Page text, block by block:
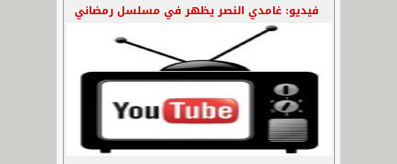
فيديو: غامدي النصر يظهر في مسلسل رمضاني